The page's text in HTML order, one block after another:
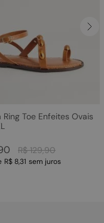
Ring Toe Enfeites Ovais
R$ 129,90
R$ 8,31 sem juros